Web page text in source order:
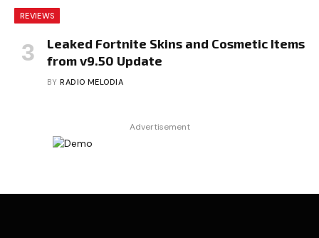
REVIEWS
Leaked Fortnite Skins and Cosmetic Items
from v9.50 Update
BY RADIO MELODIA
Advertisement